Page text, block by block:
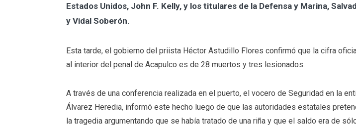
Estados Unidos, John F. Kelly, y los titulares de la Defensa y Marina,
y Vidal Soberón.
Esta tarde, el gobierno del priista Héctor Astudillo Flores confirmó que la cifra
al interior del penal de Acapulco es de 28 muertos y tres lesionados.
A través de una conferencia realizada en el puerto, el vocero de Seguridad en la
Álvarez Heredia, informó este hecho luego de que las autoridades estatales
la tragedia argumentando que se había tratado de una riña y que el saldo era de